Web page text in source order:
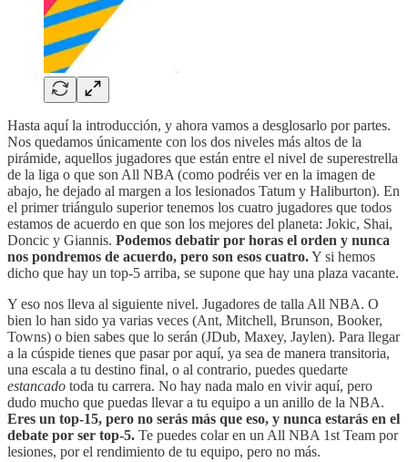
Hasta aquí la introducción, y ahora vamos a desglosarlo por partes.
Nos quedamos únicamente con los dos niveles más altos de la
pirámide, aquellos jugadores que están entre el nivel de superestrella
de la liga o que son All NBA (como podréis ver en la imagen de
abajo, he dejado al margen a los lesionados Tatum y Haliburton). En
el primer triángulo superior tenemos los cuatro jugadores que todos
estamos de acuerdo en que son los mejores del planeta: Jokic, Shai,
Doncic y Giannis. Podemos debatir por horas el orden y nunca
nos pondremos de acuerdo, pero son esos cuatro.Y si hemos
dicho que hay un top-5 arriba, se supone que hay una plaza vacante.
Y eso nos lleva al siguiente nivel. Jugadores de talla All NBA. O
bien lo han sido ya varias veces (Ant, Mitchell, Brunson, Booker,
Towns) o bien sabes que lo serán (JDub, Maxey, Jaylen). Para llegar
a la cúspide tienes que pasar por aquí, ya sea de manera transitoria,
una escala a tu destino final, o al contrario, puedes quedarte
estancado toda tu carrera. No hay nada malo en vivir aquí, pero
dudo mucho que puedas llevar a tu equipo a un anillo de la NBA.
Eres un top-15, pero no serás más que eso, y nunca estarás en el
debate por ser top-5. Te puedes colar en un All NBA 1st Team por
lesiones, por el rendimiento de tu equipo, pero no más.